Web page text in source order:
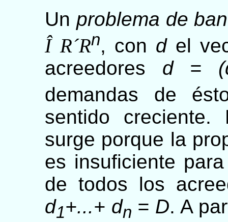
Un problema de
Î R´Rn, con del
acreedores d =
demandas de
sentido
surge porque la
es insuficiente
de todos los
d1+...+ dn = D. A